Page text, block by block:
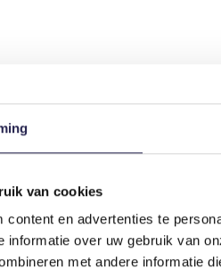
van cookies
content en advertenties te
informatie over uw gebruik van
met andere informatie